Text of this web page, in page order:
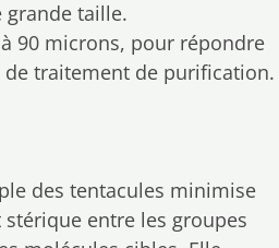
taille.
90 microns, pour répondre
de traitement de purification.
des tentacules minimise
entre les groupes